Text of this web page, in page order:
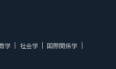
学 社会学
国際関係学